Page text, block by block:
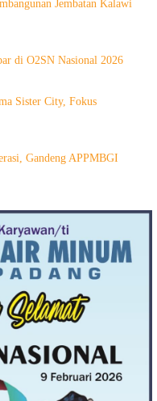
Jembatan Kalawi
di O2SN Nasional 2026
Sister City, Fokus
Gandeng APPMBGI